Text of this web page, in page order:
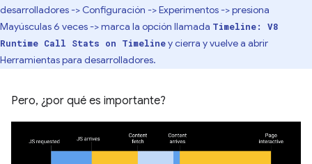
desarrolladores -> Configuración -> Experimentos -> presiona
Mayúsculas 6 veces -> marca la opción llamada Timeline: V8
Runtime Call Stats on Timeliney cierra y vuelve a abrir
Herramientas para desarrolladores.
Pero, ¿por qué es importante?